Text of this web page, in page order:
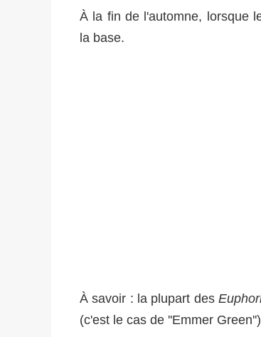
À la fin de l'automne, lorsque
la base.
À savoir : la plupart des
(c'est le cas de ''Emmer